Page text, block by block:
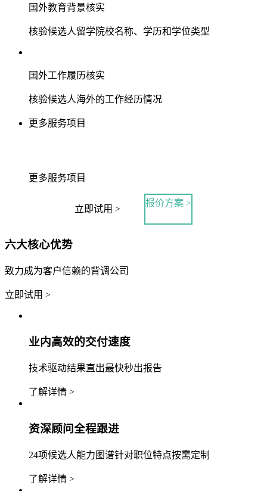
国外教育背景核实
核验候选人留学院校名称、学历和学位类型
国外工作履历核实
核验候选人海外的工作经历情况
更多服务项目
更多服务项目
立即试用 >
报价方案 >
六大核心优势
致力成为客户信赖的背调公司
立即试用 >
业内高效的交付速度
技术驱动结果直出最快秒出报告
了解详情 >
资深顾问全程跟进
24项候选人能力图谱针对职位特点按需定制
了解详情 >